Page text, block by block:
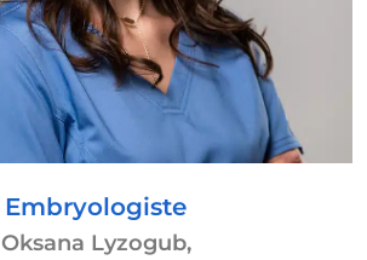
Embryologiste
Oksana Lyzogub,